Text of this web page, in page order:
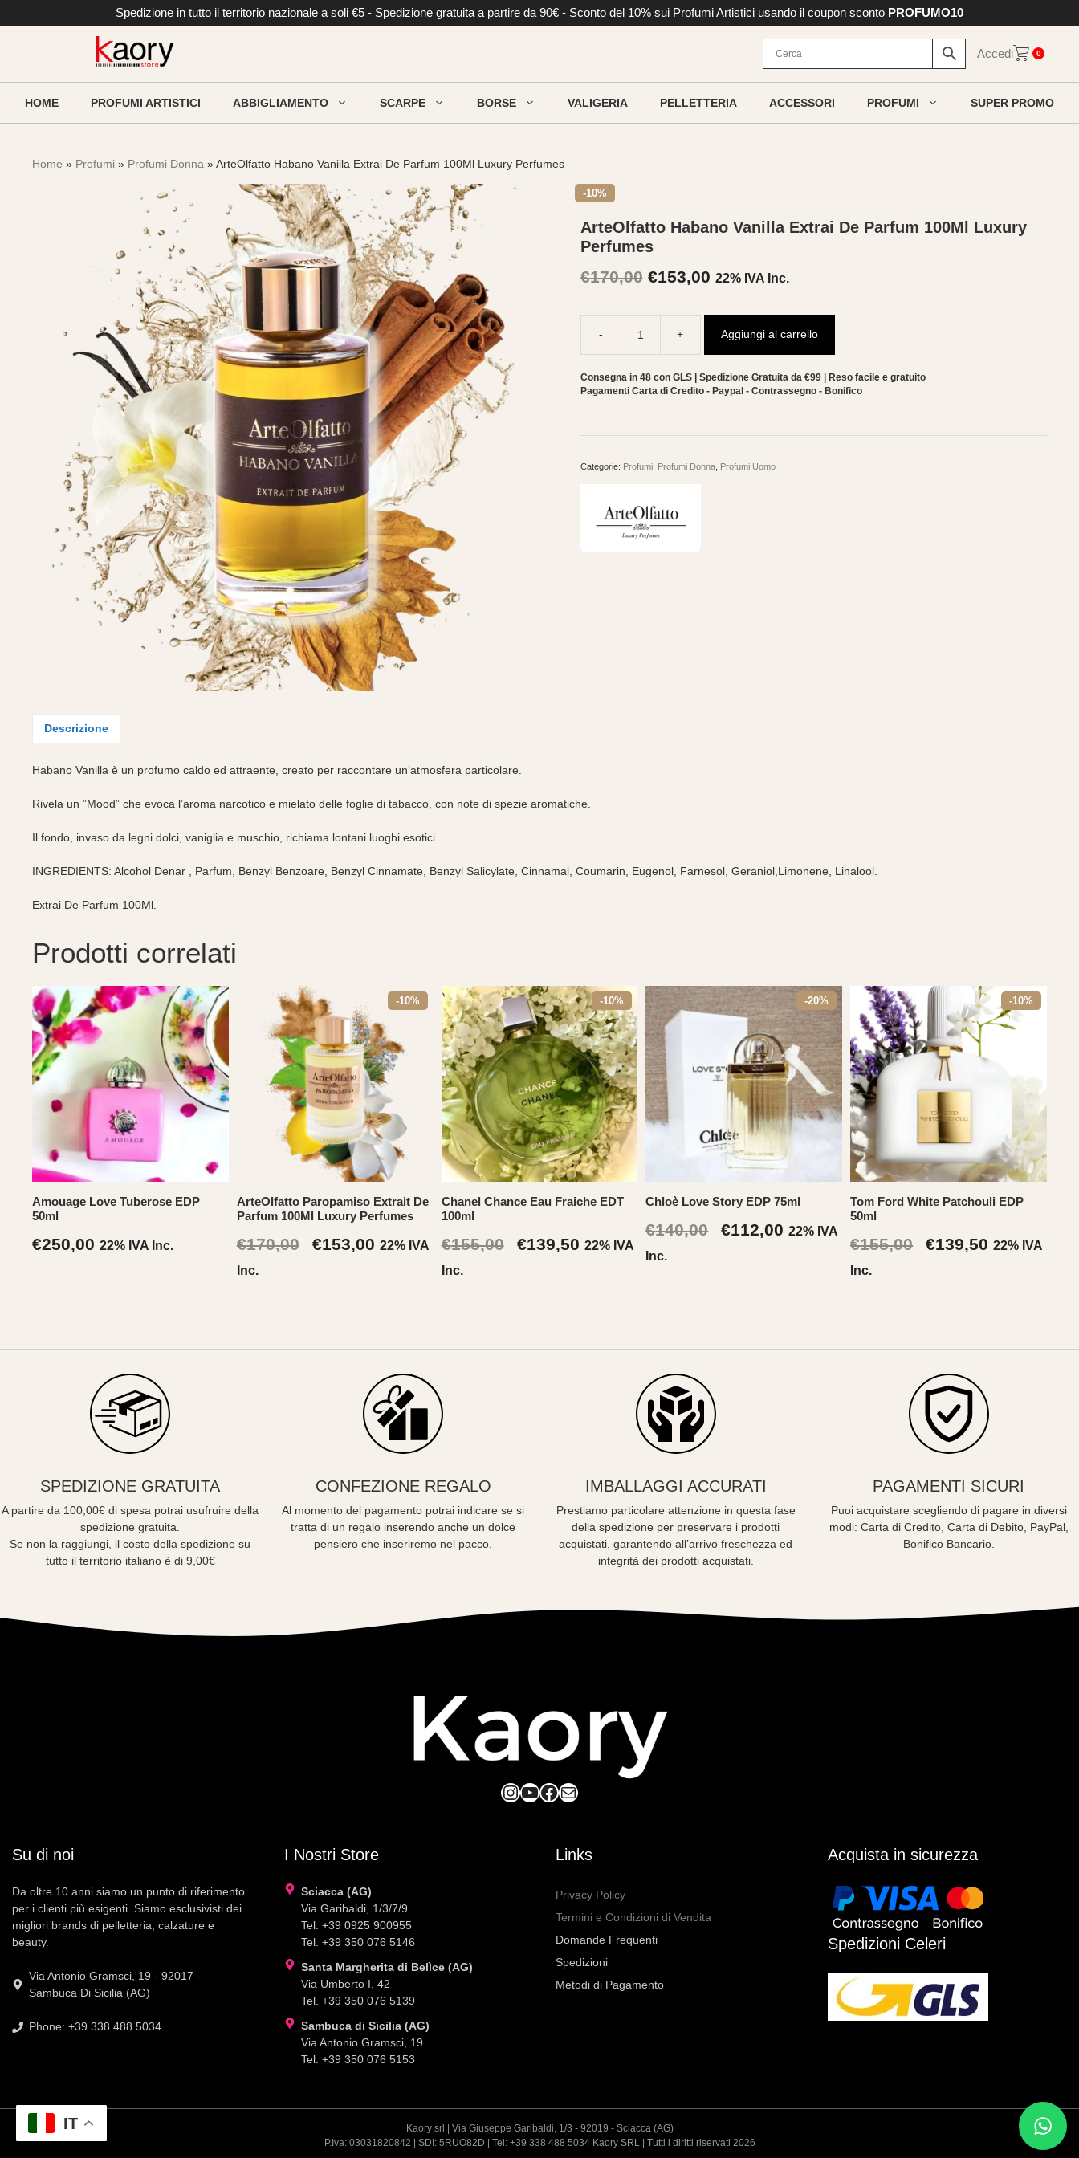
al
Spedizione in tutto il territorio nazionale a soli €5 - Spedizione gratuita a partire da 90€ - Sconto del 10% sui Profumi Artistici usando il coupon sconto PROFUMO10
Accedi 0
HOME PROFUMI ARTISTICI ABBIGLIAMENTO SCARPE BORSE VALIGERIA PELLETTERIA ACCESSORI PROFUMI SUPER PROMO
Home » Profumi » Profumi Donna » ArteOlfatto Habano Vanilla Extrai De Parfum 100Ml Luxury Perfumes
-10%
ArteOlfatto Habano Vanilla Extrai De Parfum 100Ml Luxury
Perfumes
€170,00 Il
era:
€170,00.
€153,00Il
attuale
è:
€153,00.
22% IVA Inc.
-
Habano
Vanilla
Extrai
+ Aggiungi al carrello
Consegna in 48 con GLS | Spedizione Gratuita da €99 | Reso facile e gratuito
Pagamenti Carta di Credito - Paypal - Contrassegno - Bonifico
Categorie: Profumi, Profumi Donna, Profumi Uomo
Descrizione
Habano Vanilla è un profumo caldo ed attraente, creato per raccontare un’atmosfera particolare.
Rivela un ”Mood” che evoca l’aroma narcotico e mielato delle foglie di tabacco, con note di spezie aromatiche.
Il fondo, invaso da legni dolci, vaniglia e muschio, richiama lontani luoghi esotici.
INGREDIENTS: Alcohol Denar , Parfum, Benzyl Benzoare, Benzyl Cinnamate, Benzyl Salicylate, Cinnamal, Coumarin, Eugenol, Farnesol, Geraniol,Limonene, Linalool.
Extrai De Parfum 100Ml.
Prodotti correlati
Amouage Love Tuberose EDP
50ml
€250,00 22% IVA Inc.
-10%
ArteOlfatto Paropamiso Extrait De
Parfum 100Ml Luxury Perfumes
€170,00
Il
€153,00Il22% IVA
Inc.
-10%
Chanel Chance Eau Fraiche EDT
100ml
€155,00
Il
€139,50Il22% IVA
Inc.
-20%
Chloè Love Story EDP 75ml
€140,00
Il
€112,00 Il
22% IVA
Inc.
-10%
Tom Ford White Patchouli EDP
50ml
€155,00
Il
€139,50 Il
22% IVA
Inc.
SPEDIZIONE GRATUITA
A partire da 100,00€ di spesa potrai usufruire della
spedizione gratuita.
Se non la raggiungi, il costo della spedizione su
tutto il territorio italiano è di 9,00€
CONFEZIONE REGALO
Al momento del pagamento potrai indicare se si
tratta di un regalo inserendo anche un dolce
pensiero che inseriremo nel pacco.
IMBALLAGGI ACCURATI
Prestiamo particolare attenzione in questa fase
della spedizione per preservare i prodotti
acquistati, garantendo all’arrivo freschezza ed
integrità dei prodotti acquistati.
PAGAMENTI SICURI
Puoi acquistare scegliendo di pagare in diversi
modi: Carta di Credito, Carta di Debito, PayPal,
Bonifico Bancario.
Instagram
YouTube
Facebook
Mail
Su di noi
Da oltre 10 anni siamo un punto di riferimento
per i clienti più esigenti. Siamo esclusivisti dei
migliori brands di pelletteria, calzature e
beauty.
Via Antonio Gramsci, 19 - 92017 -
Sambuca Di Sicilia (AG)
Phone: +39 338 488 5034
I Nostri Store
Sciacca (AG)
Via Garibaldi, 1/3/7/9
Tel. +39 0925 900955
Tel. +39 350 076 5146
Santa Margherita di Belìce (AG)
Via Umberto I, 42
Tel. +39 350 076 5139
Sambuca di Sicilia (AG)
Via Antonio Gramsci, 19
Tel. +39 350 076 5153
Links
Privacy Policy
Termini e Condizioni di Vendita
Domande Frequenti
Spedizioni
Metodi di Pagamento
Acquista in sicurezza
Spedizioni Celeri
Kaory srl | Via Giuseppe Garibaldi, 1/3 - 92019 - Sciacca (AG)
P.Iva: 03031820842 | SDI: 5RUO82D | Tel: +39 338 488 5034 Kaory SRL | Tutti i diritti riservati 2026
IT